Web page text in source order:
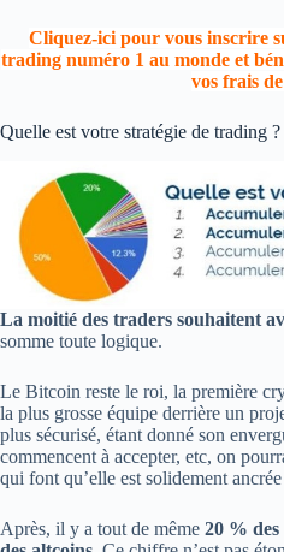
Cliquez-ici pour vous inscrire
trading numéro 1 au monde et
vos frais
Quelle est votre stratégie de trading ?
La moitié des traders souhaitent
somme toute logique.
Le Bitcoin reste le roi, la première
la plus grosse équipe derrière un
plus sécurisé, étant donné son
commencent à accepter, etc, on
qui font qu’elle est solidement
Après, il y a tout de même 20 %